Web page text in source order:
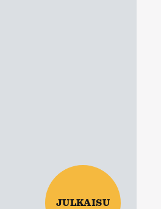
JULKAISU